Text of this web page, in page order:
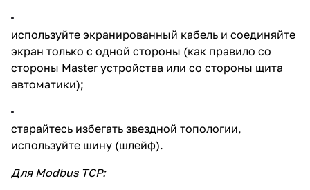
используйте экранированный кабель и соединяйте
экран только с одной стороны (как правило со
стороны Master устройства или со стороны щита
автоматики);
старайтесь избегать звездной топологии,
используйте шину (шлейф).
Для Modbus TCP: